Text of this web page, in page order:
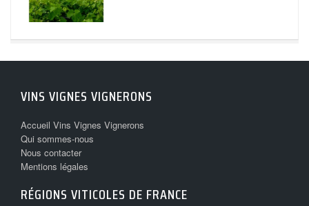
VINS VIGNES VIGNERONS
Accueil Vins Vignes Vignerons
Qui sommes-nous
Nous contacter
Mentions légales
RÉGIONS VITICOLES DE FRANCE